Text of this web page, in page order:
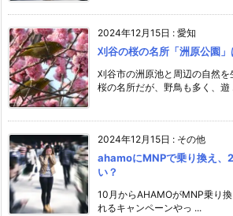
2024年12月15日 : 愛知
刈谷の桜の名所「洲原公園
刈谷市の洲原池と周辺の自然
桜の名所だが、野鳥も多く、遊
2024年12月15日 : その他
ahamoにMNPで乗り換え
い？
10月からAHAMOがMNP乗り
れるキャンペーンやっ ...